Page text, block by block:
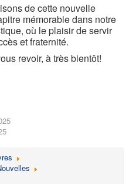
de cette nouvelle
mémorable dans notre
où le plaisir de servir
et fraternité.
revoir, à très bientôt!